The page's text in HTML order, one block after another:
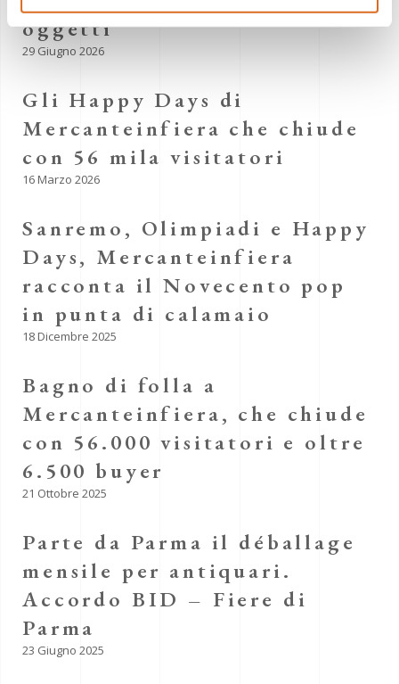
oggetti
29 Giugno 2026
Gli Happy Days di
Mercanteinfiera che chiude
con 56 mila visitatori
16 Marzo 2026
Sanremo, Olimpiadi e Happy
Days, Mercanteinfiera
racconta il Novecento pop
in punta di calamaio
18 Dicembre 2025
Bagno di folla a
Mercanteinfiera, che chiude
con 56.000 visitatori e oltre
6.500 buyer
21 Ottobre 2025
Parte da Parma il déballage
mensile per antiquari.
Accordo BID – Fiere di
Parma
23 Giugno 2025